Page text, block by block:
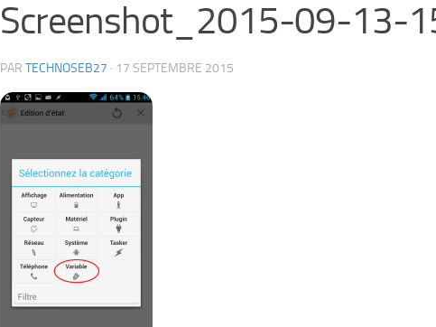
Screenshot_2015-09-13-
PAR TECHNOSEB27 · 17 SEPTEMBRE 2015